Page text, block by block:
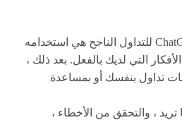
أفضل طريقة لاستخدام ChatGPT للتداول الناجح هي استخدامه
التي لديك بالفعل. بعد ذلك ،
تداول بنفسك أو بمساعدة
، والتحقق من الأخطاء ،